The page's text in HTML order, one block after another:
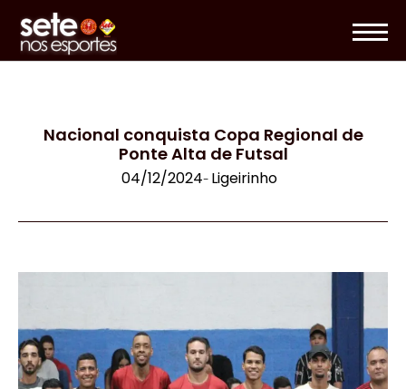
Nacional conquista Copa Regional de
Ponte Alta de Futsal
04/12/2024- Ligeirinho